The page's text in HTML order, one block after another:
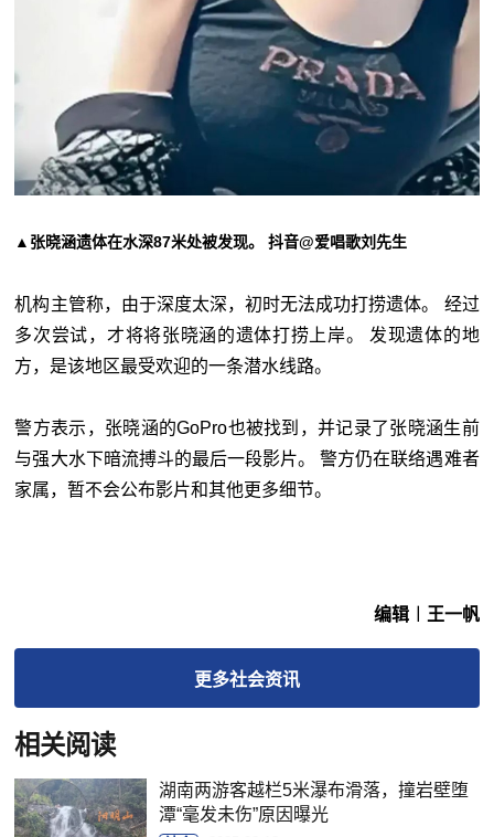
▲张晓涵遗体在水深87米处被发现。 抖音@爱唱歌刘先生
机构主管称，由于深度太深，初时无法成功打捞遗体。 经过
多次尝试，才将将张晓涵的遗体打捞上岸。 发现遗体的地
方，是该地区最受欢迎的一条潜水线路。
警方表示，张晓涵的GoPro也被找到，并记录了张晓涵生前
与强大水下暗流搏斗的最后一段影片。 警方仍在联络遇难者
家属，暂不会公布影片和其他更多细节。
编辑︱王一帆
更多社会资讯
相关阅读
湖南两游客越栏5米瀑布滑落，撞岩壁堕
潭“毫发未伤”原因曝光